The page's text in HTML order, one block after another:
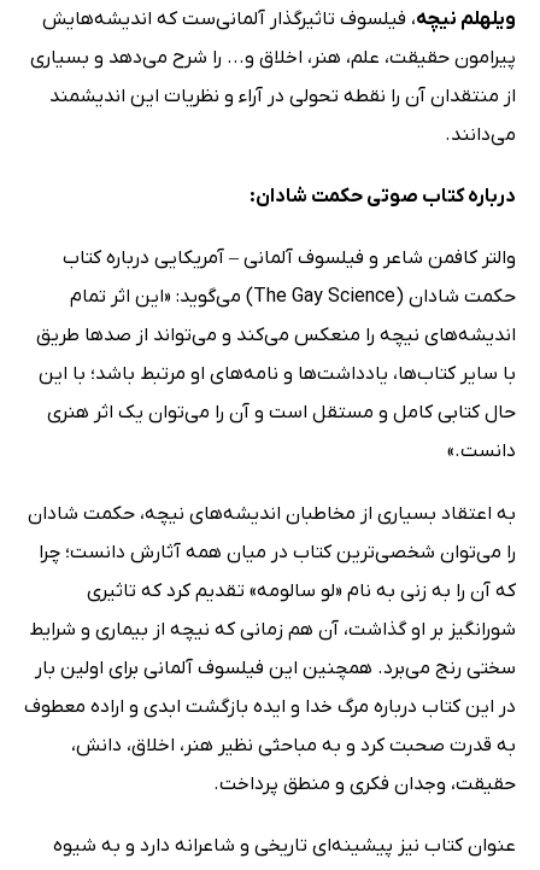
ویلهلم نیچه، فیلسوف تاثیرگذار آلمانی‌ست که اندیشه‌هایش
پیرامون حقیقت، علم، هنر، اخلاق و... را شرح می‌دهد و بسیاری
از منتقدان آن را نقطه تحولی در آراء و نظریات این اندیشمند
می‌دانند.
درباره کتاب صوتی حکمت شادان:
والتر کافمن شاعر و فیلسوف آلمانی – آمریکایی درباره کتاب
حکمت شادان (The Gay Science) می‌گوید: «این اثر تمام
اندیشه‌های نیچه را منعکس می‌کند و می‌تواند از صدها طریق
با سایر کتاب‌ها، یادداشت‌ها و نامه‌های او مرتبط باشد؛ با این
حال کتابی کامل و مستقل است و آن را می‌توان یک اثر هنری
دانست.»
به اعتقاد بسیاری از مخاطبان اندیشه‌های نیچه، حکمت شادان
را می‌توان شخصی‌ترین کتاب در میان همه آثارش دانست؛ چرا
که آن را به زنی به نام «لو سالومه» تقدیم کرد که تاثیری
شورانگیز بر او گذاشت، آن هم زمانی که نیچه از بیماری و شرایط
سختی رنج می‌برد. همچنین این فیلسوف آلمانی برای اولین بار
در این کتاب درباره مرگ خدا و ایده بازگشت ابدی و اراده معطوف
به قدرت صحبت کرد و به مباحثی نظیر هنر، اخلاق، دانش،
حقیقت، وجدان فکری و منطق پرداخت.
عنوان کتاب نیز پیشینه‌ای تاریخی و شاعرانه دارد و به شیوه